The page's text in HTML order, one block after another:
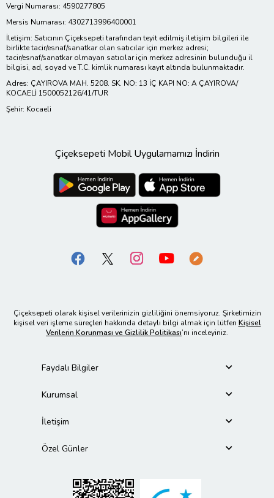
Vergi Numarası: 4590277805
Mersis Numarası: 4302713996400001
İletişim: Satıcının Çiçeksepeti tarafından teyit edilmiş iletişim bilgileri ile
birlikte tacir/esnaf/sanatkar olan satıcılar için merkez adresi;
tacir/esnaf/sanatkar olmayan satıcılar için merkez adresinin bulunduğu il
bilgisi, ad, soyad ve T.C. kimlik numarası kayıt altında bulunmaktadır.
Adres: ÇAYIROVA MAH. 5208. SK. NO: 13 İÇ KAPI NO: A ÇAYIROVA/
KOCAELİ 1500052126/41/TUR
Şehir: Kocaeli
Çiçeksepeti Mobil Uygulamamızı İndirin
Çiçeksepeti olarak kişisel verilerinizin gizliliğini önemsiyoruz. Şirketimizin
kişisel veri işleme süreçleri hakkında detaylı bilgi almak için lütfen Kişisel
Verilerin Korunması ve Gizlilik Politikası’nı inceleyiniz.
Faydalı Bilgiler
Kurumsal
İletişim
Özel Günler